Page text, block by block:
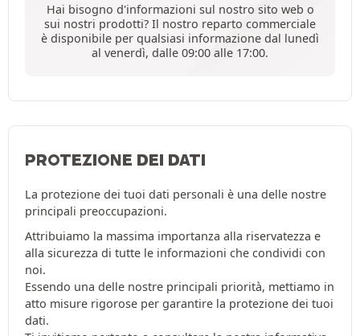
Hai bisogno d'informazioni sul nostro sito web o
sui nostri prodotti? Il nostro reparto commerciale
è disponibile per qualsiasi informazione dal lunedì
al venerdì, dalle 09:00 alle 17:00.
PROTEZIONE DEI DATI
La protezione dei tuoi dati personali è una delle nostre
principali preoccupazioni.
Attribuiamo la massima importanza alla riservatezza e
alla sicurezza di tutte le informazioni che condividi con
noi.
Essendo una delle nostre principali priorità, mettiamo in
atto misure rigorose per garantire la protezione dei tuoi
dati.